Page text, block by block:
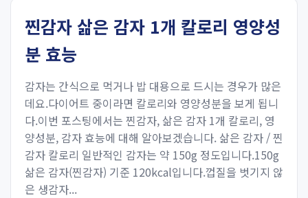
찐감자 삶은 감자 1개 칼로리 영양성
분 효능
감자는 간식으로 먹거나 밥 대용으로 드시는 경우가 많은
데요.다이어트 중이라면 칼로리와 영양성분을 보게 됩니
다.이번 포스팅에서는 찐감자, 삶은 감자 1개 칼로리, 영
양성분, 감자 효능에 대해 알아보겠습니다. 삶은 감자 / 찐
감자 칼로리 일반적인 감자는 약 150g 정도입니다.150g
삶은 감자(찐감자) 기준 120kcal입니다.껍질을 벗기지 않
은 생감자...